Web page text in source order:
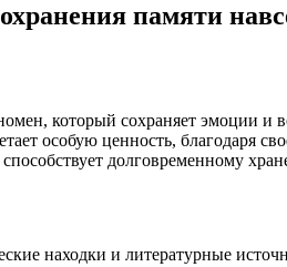
памяти
который сохраняет эмоции и
особую ценность, благодаря
долговременному
находки и литературные